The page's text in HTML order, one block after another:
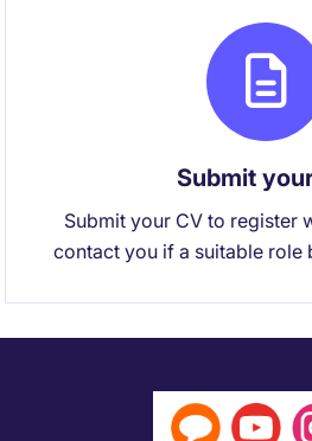
Submit
Submit your CV to register
contact you if a suitable role